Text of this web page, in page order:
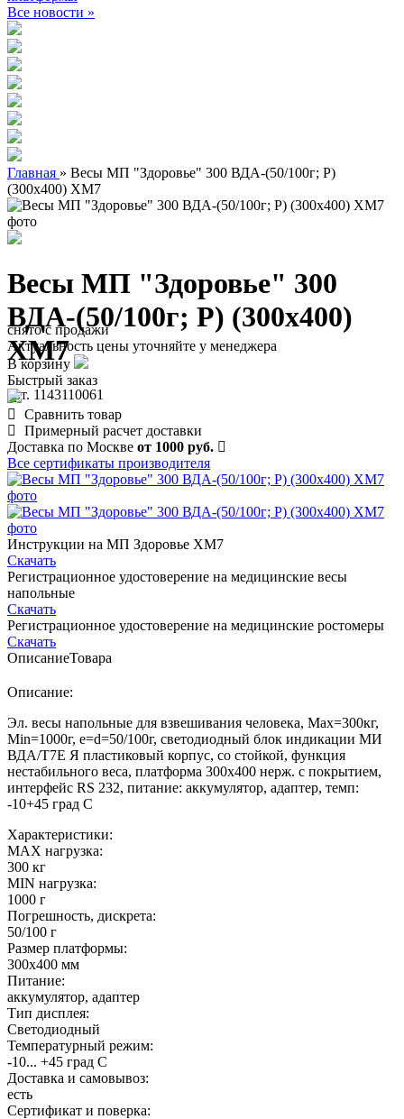
Все новости »
Главная » Весы МП "Здоровье" 300 ВДА-(50/100г; Р)
(300х400) ХМ7
Весы МП "Здоровье" 300
ВДА-(50/100г; Р) (300х400)
ХМ7
арт. 1143110061
снято с продажи
Актуальность цены уточняйте у менеджера
В корзину
Быстрый заказ
Сравнить товар
Примерный расчет доставки
Доставка по Москве от 1000 руб.
Все сертификаты производителя
Инструкции на МП Здоровье ХМ7
Скачать
Регистрационное удостоверение на медицинские весы
напольные
Скачать
Регистрационное удостоверение на медицинские ростомеры
Скачать
ОписаниеТовара
Описание:
Эл. весы напольные для взвешивания человека, Мах=300кг,
Min=1000г, e=d=50/100г, светодиодный блок индикации МИ
ВДА/Т7Е Я пластиковый корпус, со стойкой, функция
нестабильного веса, платформа 300х400 нерж. с покрытием,
интерфейс RS 232, питание: аккумулятор, адаптер, темп:
-10+45 град С
Характеристики:
MAX нагрузка:
300 кг
MIN нагрузка:
1000 г
Погрешность, дискрета:
50/100 г
Размер платформы:
300х400 мм
Питание:
аккумулятор, адаптер
Тип дисплея:
Светодиодный
Температурный режим:
-10... +45 град С
Доставка и самовывоз:
есть
Сертификат и поверка: